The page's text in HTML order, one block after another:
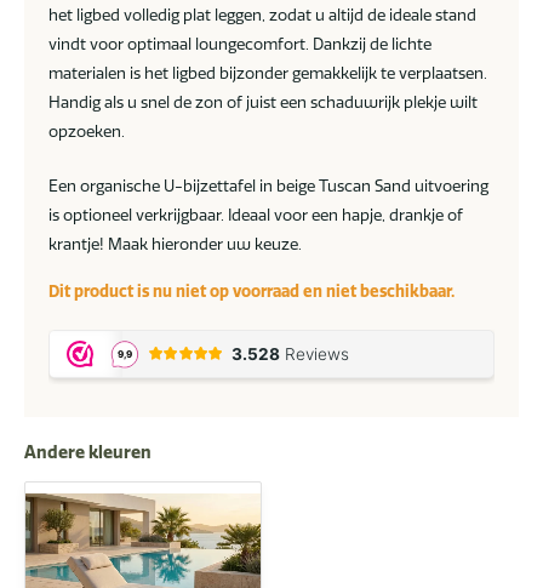
het ligbed volledig plat leggen, zodat u altijd de ideale stand
vindt voor optimaal loungecomfort. Dankzij de lichte
materialen is het ligbed bijzonder gemakkelijk te verplaatsen.
Handig als u snel de zon of juist een schaduwrijk plekje wilt
opzoeken.
Een organische U-bijzettafel in beige Tuscan Sand uitvoering
is optioneel verkrijgbaar. Ideaal voor een hapje, drankje of
krantje! Maak hieronder uw keuze.
Dit product is nu niet op voorraad en niet beschikbaar.
Andere kleuren